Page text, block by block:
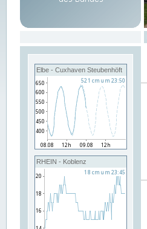
Elbe - Cuxhaven Steubenhöft
RHEIN - Koblenz